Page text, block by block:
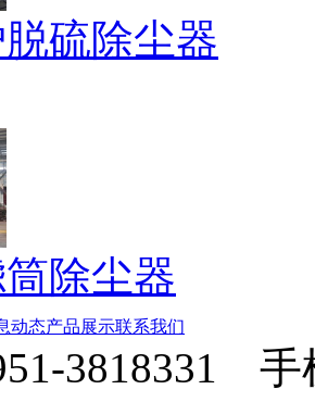
硫除尘器
除尘器
动态产品展示联系我们
3818331 手